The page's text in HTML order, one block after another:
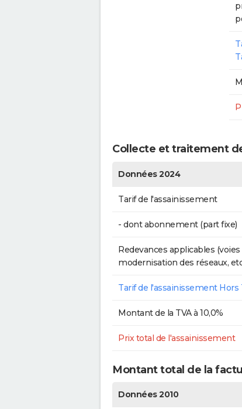
Collecte et traitement
Données 2024
Tarif de l'assainissement
- dont abonnement (part fixe)
Redevances applicables (voies
modernisation des réseaux,
Tarif de l'assainissement Hors
Montant de la TVA à 10,0%
Prix total de l'assainissement
Montant total de la
Données 2010